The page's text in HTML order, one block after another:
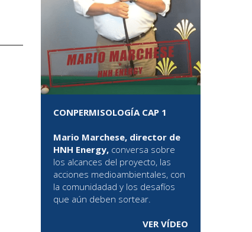
CONPERMISOLOGÍA CAP 1
Mario Marchese, director de
HNH Energy, conversa sobre
los alcances del proyecto, las
acciones medioambientales, con
la comunidadad y los desafíos
que aún deben sortear.
VER VÍDEO